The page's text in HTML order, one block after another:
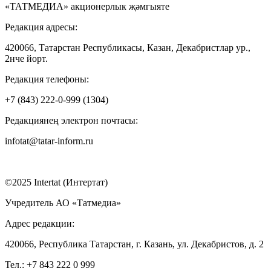
«ТАТМЕДИА» акционерлык җәмгыяте
Редакция адресы:
420066, Татарстан Республикасы, Казан, Декабристлар ур.,
2нче йорт.
Редакция телефоны:
+7 (843) 222-0-999 (1304)
Редакциянең электрон почтасы:
infotat@tatar-inform.ru
©2025 Intertat (Интертат)
Учредитель АО «Татмедиа»
Адрес редакции:
420066, Республика Татарстан, г. Казань, ул. Декабристов, д. 2
Тел.: +7 843 222 0 999